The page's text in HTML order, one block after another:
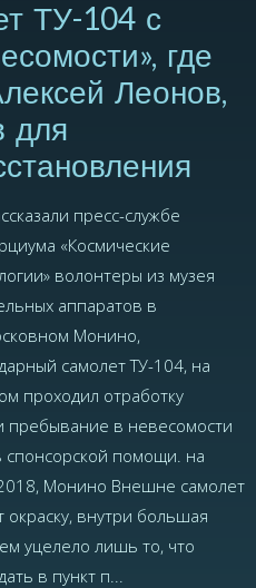
ТУ-104 с
где
Леонов,
для
пресс-службе
«Космические
волонтеры из музея
аппаратов в
Монино,
самолет ТУ-104, на
проходил отработку
пребывание в невесомости
спонсорской помощи. на
Монино Внешне самолет
внутри большая
уцелело лишь то, что
в пункт п...